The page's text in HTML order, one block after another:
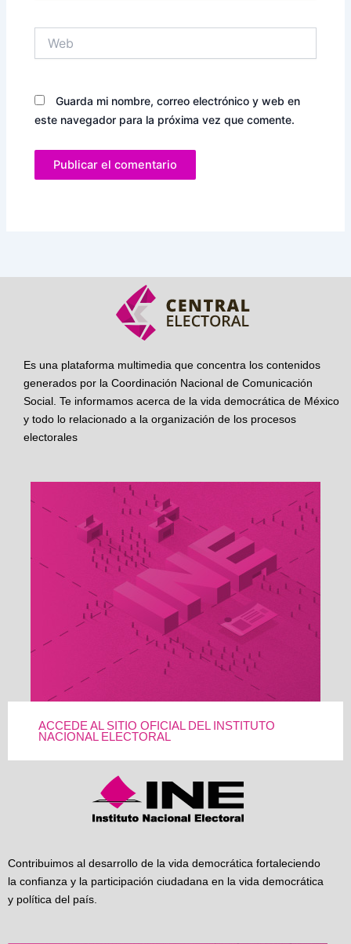
Guarda mi nombre, correo electrónico y web en
este navegador para la próxima vez que comente.
Es una plataforma multimedia que concentra los contenidos
generados por la Coordinación Nacional de Comunicación
Social. Te informamos acerca de la vida democrática de México
y todo lo relacionado a la organización de los procesos
electorales
ACCEDE AL SITIO OFICIAL DEL INSTITUTO
NACIONAL ELECTORAL
Contribuimos al desarrollo de la vida democrática fortaleciendo
la confianza y la participación ciudadana en la vida democrática
y política del país.